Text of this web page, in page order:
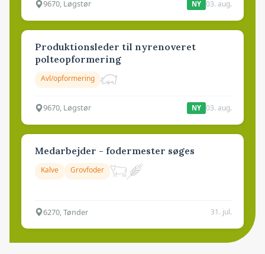
9670, Løgstør NY 03. aug.
Produktionsleder til nyrenoveret
polteopformering
Avl/opformering
9670, Løgstør NY 03. aug.
Medarbejder - fodermester søges
Kalve Grovfoder
6270, Tønder 31. jul.